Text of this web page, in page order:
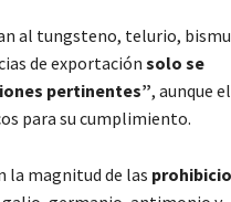
al tungsteno, telurio,
de exportación solo se
pertinentes”, aunque el
para su cumplimiento.
la magnitud de las